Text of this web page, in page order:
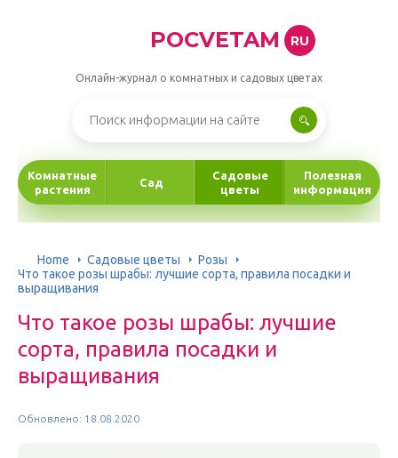
POCVETAM RU
Онлайн-журнал о комнатных и садовых цветах
Комнатные
растения
Сад
Садовые
цветы
Полезная
информация
Home Садовые цветы
Розы
Что такое розы шрабы: лучшие сорта, правила посадки и
выращивания
Что такое розы шрабы: лучшие
сорта, правила посадки и
выращивания
Обновлено: 18.08.2020